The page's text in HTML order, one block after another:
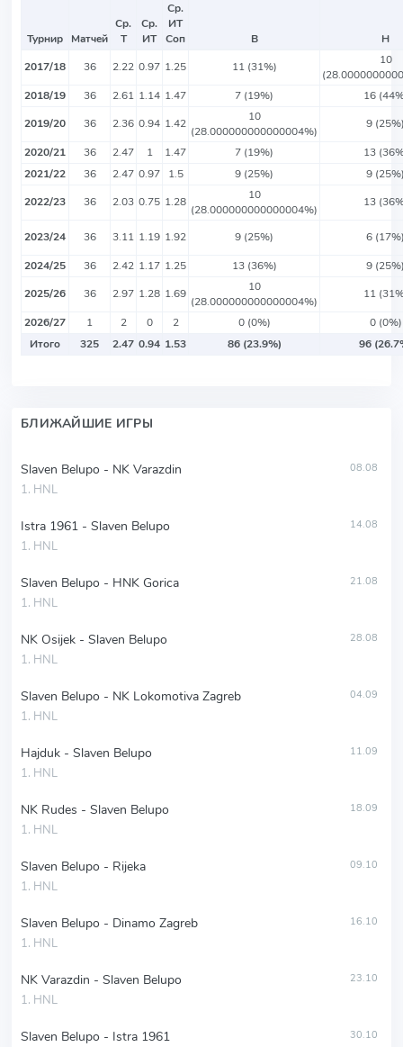
Турнир Матчей
Ср.
Т
Ср.
ИТ
Ср.
ИТ
Соп
В
Н
2017/18
36 2.22 0.97 1.25 11 (31%)
10
2018/19
36 2.61 1.14 1.47 7 (19%)
16
2019/20
36 2.36 0.94 1.42
10
(28.000000000000004%)
9
2020/21
36 2.47 1 1.47 7 (19%)
13
2021/22
36 2.47 0.97 1.5 9 (25%)
9
2022/23
36 2.03 0.75 1.28
10
(28.000000000000004%)
13
2023/24 36 3.11 1.19 1.92 9 (25%)
6
2024/25
36 2.42 1.17 1.25 13 (36%)
9
2025/26
36 2.97 1.28 1.69
10
(28.000000000000004%)
11
2026/27
1 2 0 2 0 (0%)
0 (0%)
Итого
325 2.47 0.94 1.53 86 (23.9%) 96
БЛИЖАЙШИЕ ИГРЫ
Slaven Belupo - NK Varazdin
1. HNL
08.08
Istra 1961 - Slaven Belupo
1. HNL
14.08
Slaven Belupo - HNK Gorica
1. HNL
21.08
NK Osijek - Slaven Belupo
1. HNL
28.08
Slaven Belupo - NK Lokomotiva Zagreb
1. HNL
04.09
Hajduk - Slaven Belupo
1. HNL
11.09
NK Rudes - Slaven Belupo
1. HNL
18.09
Slaven Belupo - Rijeka
1. HNL
09.10
Slaven Belupo - Dinamo Zagreb
1. HNL
16.10
NK Varazdin - Slaven Belupo
1. HNL
23.10
Slaven Belupo - Istra 1961 30.10